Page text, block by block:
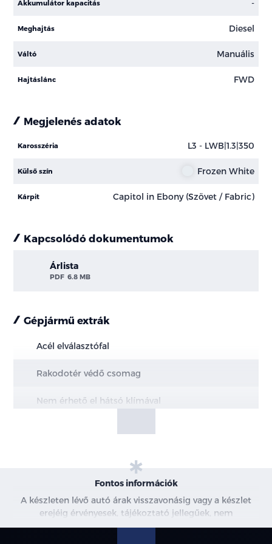
Akkumulátor kapacitás -
Meghajtás Diesel
Váltó Manuális
Hajtáslánc FWD
Megjelenés adatok
Karosszéria L3 - LWB|1.3|350
Külső szín Frozen White
Kárpit Capitol in Ebony (Szövet / Fabric)
Kapcsolódó dokumentumok
Árlista
PDF 6.8 MB
Gépjármű extrák
Acél elválasztófal
Rakodotér védő csomag
Nem érhető el hátsó klímával
Fontos információk
A készleten lévő autó árak visszavonásig vagy a készlet
erejéig érvényesek, tájékoztató jellegűek, nem
minősülnek ajánlattételnek, a képek csak illusztrációk. A